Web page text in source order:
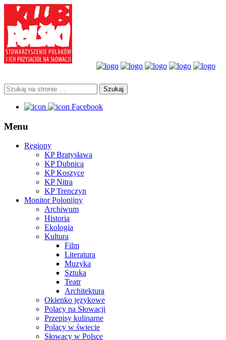
Facebook
Menu
Regiony
KP Bratysława
KP Dubnica
KP Koszyce
KP Nitra
KP Trenczyn
Monitor Polonijny
Archiwum
Historia
Ekologia
Kultura
Film
Literatura
Muzyka
Sztuka
Teatr
Architektura
Okienko językowe
Polacy na Słowacji
Przepisy kulinarne
Polacy w świecie
Słowacy w Polsce